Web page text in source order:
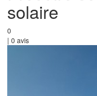
solaire
0
| 0 avis